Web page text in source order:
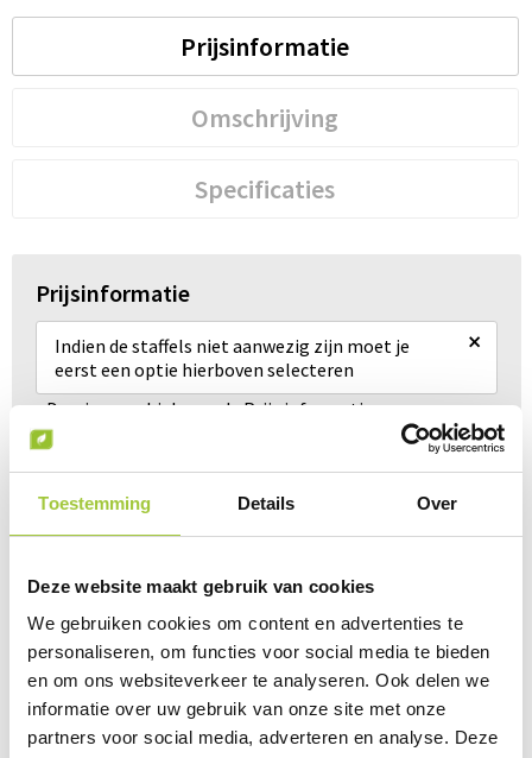
Toestemming Details Over
Deze website maakt gebruik van cookies
We gebruiken cookies om content en advertenties te
personaliseren, om functies voor social media te bieden
en om ons websiteverkeer te analyseren. Ook delen we
informatie over uw gebruik van onze site met onze
partners voor social media, adverteren en analyse. Deze
Prijsinformatie
Omschrijving
Specificaties
Prijsinformatie
Indien de staffels niet aanwezig zijn moet je
eerst een optie hierboven selecteren
×
Draai uw mobiel voor de Prijs informatie
Gerelateerde producten